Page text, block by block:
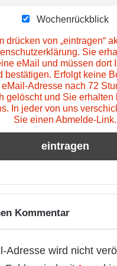
Wochenrückblick
drücken von „eintragen“
Sie
eMail und müssen dort
bestätigen. Erfolgt keine
Adresse nach 72
gelöscht und Sie erhalten
In jeder von uns
Sie einen Abmelde-Link.
Kommentar
Adresse wird nicht